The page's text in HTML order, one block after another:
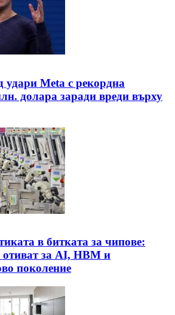
удари Meta с рекордна
долара заради вреди върху
в битката за чипове:
отиват за AI, HBM и
поколение